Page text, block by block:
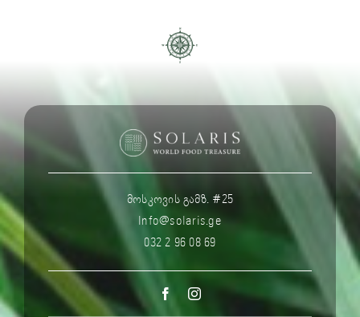
მოსკოვის გამზ. #25
Info@solaris.ge
032 2 96 08 69